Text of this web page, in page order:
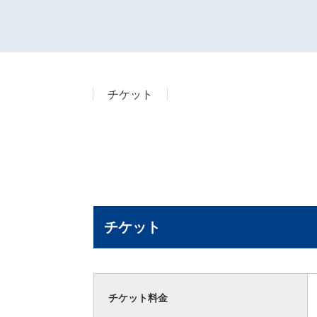
チケット
チケット
チケット料金